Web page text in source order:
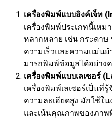
เครื่องพิมพ์แบบอิงค์เจ็ท (
เครื่องพิมพ์ประเภทนี้เห
หลากหลาย เช่น กระดาษ
ความเร็วและความแม่นย
มารถพิมพ์ข้อมูลได้อย่าง
เครื่องพิมพ์แบบเลเซอร์ (
เครื่องพิมพ์เลเซอร์เป็นที่
ความละเอียดสูง มักใช้ใ
และเน้นคุณภาพของภาพ